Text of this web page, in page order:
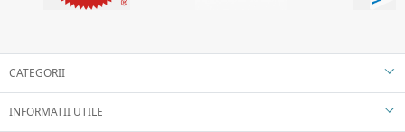
CATEGORII
INFORMATII UTILE